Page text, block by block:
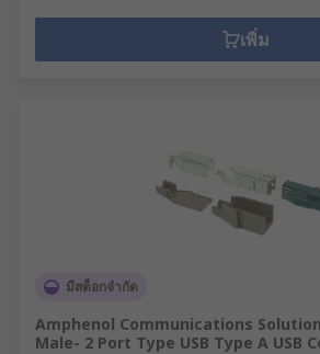
เพิ่ม
มีสต็อกจำกัด
Amphenol Communications
Male- 2 Port Type USB Type A USB